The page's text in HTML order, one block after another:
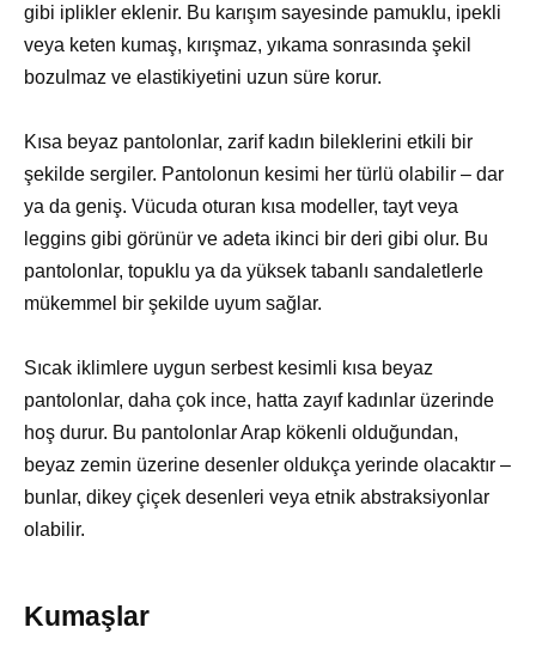
gibi iplikler eklenir. Bu karışım sayesinde pamuklu, ipekli
veya keten kumaş, kırışmaz, yıkama sonrasında şekil
bozulmaz ve elastikiyetini uzun süre korur.
Kısa beyaz pantolonlar, zarif kadın bileklerini etkili bir
şekilde sergiler. Pantolonun kesimi her türlü olabilir – dar
ya da geniş. Vücuda oturan kısa modeller, tayt veya
leggins gibi görünür ve adeta ikinci bir deri gibi olur. Bu
pantolonlar, topuklu ya da yüksek tabanlı sandaletlerle
mükemmel bir şekilde uyum sağlar.
Sıcak iklimlere uygun serbest kesimli kısa beyaz
pantolonlar, daha çok ince, hatta zayıf kadınlar üzerinde
hoş durur. Bu pantolonlar Arap kökenli olduğundan,
beyaz zemin üzerine desenler oldukça yerinde olacaktır –
bunlar, dikey çiçek desenleri veya etnik abstraksiyonlar
olabilir.
Kumaşlar